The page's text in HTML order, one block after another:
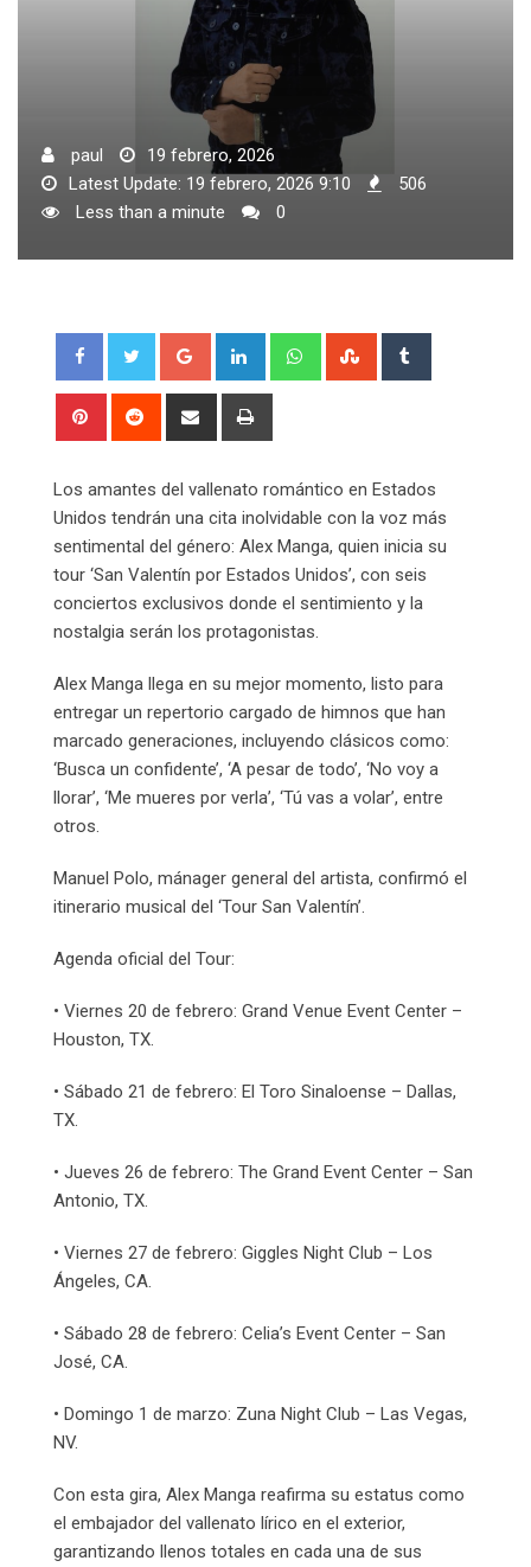
paul
19 febrero, 2026
Latest Update: 19 febrero, 2026 9:10
506
Less than a minute
0
Google+ LinkedIn WhatsappStumbleUpon
Pinterest Reddit
Share
Los amantes del vallenato romántico en Estados
Unidos tendrán una cita inolvidable con la voz más
sentimental del género: Alex Manga, quien inicia su
tour ‘San Valentín por Estados Unidos’, con seis
conciertos exclusivos donde el sentimiento y la
nostalgia serán los protagonistas.
Alex Manga llega en su mejor momento, listo para
entregar un repertorio cargado de himnos que han
marcado generaciones, incluyendo clásicos como:
‘Busca un confidente’, ‘A pesar de todo’, ‘No voy a
llorar’, ‘Me mueres por verla’, ‘Tú vas a volar’, entre
otros.
Manuel Polo, mánager general del artista, confirmó el
itinerario musical del ‘Tour San Valentín’.
Agenda oficial del Tour:
• Viernes 20 de febrero: Grand Venue Event Center –
Houston, TX.
• Sábado 21 de febrero: El Toro Sinaloense – Dallas,
TX.
• Jueves 26 de febrero: The Grand Event Center – San
Antonio, TX.
• Viernes 27 de febrero: Giggles Night Club – Los
Ángeles, CA.
• Sábado 28 de febrero: Celia’s Event Center – San
José, CA.
• Domingo 1 de marzo: Zuna Night Club – Las Vegas,
NV.
Con esta gira, Alex Manga reafirma su estatus como
el embajador del vallenato lírico en el exterior,
garantizando llenos totales en cada una de sus